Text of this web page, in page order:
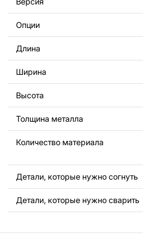
За дополнительную плату мы
логотип вашей компании или
Если вам нужно, чтобы мы
металла для вас, пожалуйста,
Если у вас остались вопросы
любое время, мы всегда готовы
Опции
Длина
Ширина
Высота
Толщина металла
Количество материала
Детали, которые нужно согнуть
Детали, которые нужно сварить